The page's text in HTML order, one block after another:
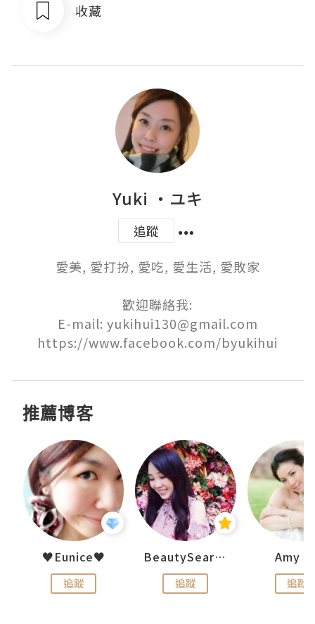
收藏
Yuki ‧ユキ
追蹤
愛美, 愛打扮, 愛吃, 愛生活, 愛敗家
歡迎聯絡我:
E-mail: yukihui130@gmail.com
推薦博客
♥Eunice♥
追蹤
BeautySearch
追蹤
Amy
追蹤